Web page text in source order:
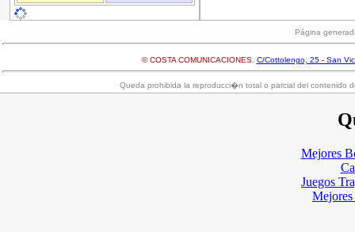
Página
© COSTA COMUNICACIONES. C/Cottolengo, 25 - San
Queda prohibida la reproducci�n total o parcial del contenido
Mejores
Juegos